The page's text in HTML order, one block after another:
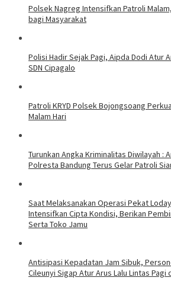
Polsek Nagreg Intensifkan Patroli
bagi Masyarakat
Polisi Hadir Sejak Pagi, Aipda Dodi Atur
SDN Cipagalo
Patroli KRYD Polsek Bojongsoang
Malam Hari
Turunkan Angka Kriminalitas Diwilayah :
Polresta Bandung Terus Gelar Patroli
Saat Melaksanakan Operasi Pekat
Intensifkan Cipta Kondisi, Berikan
Serta Toko Jamu
Antisipasi Kepadatan Jam Sibuk,
Cileunyi Sigap Atur Arus Lalu Lintas Pagi